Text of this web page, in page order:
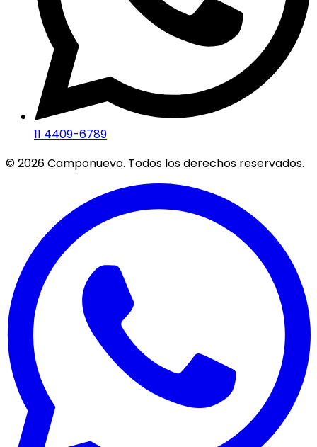
11 4409-6789
©2026Camponuevo. Todos los derechos reservados.